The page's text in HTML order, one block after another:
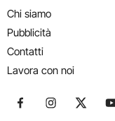
Chi siamo
Pubblicità
Contatti
Lavora con noi
Seguici suSeguici su